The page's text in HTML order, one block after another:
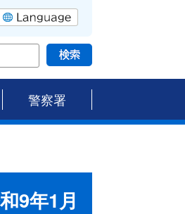
警察署
9年1月